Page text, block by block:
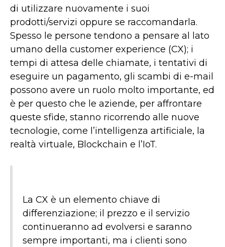
di utilizzare nuovamente i suoi
prodotti/servizi oppure se raccomandarla.
Spesso le persone tendono a pensare al lato
umano della customer experience (CX); i
tempi di attesa delle chiamate, i tentativi di
eseguire un pagamento, gli scambi di e-mail
possono avere un ruolo molto importante, ed
è per questo che le aziende, per affrontare
queste sfide, stanno ricorrendo alle nuove
tecnologie, come l’intelligenza artificiale, la
realtà virtuale, Blockchain e l’IoT.
La CX è un elemento chiave di
differenziazione; il prezzo e il servizio
continueranno ad evolversi e saranno
sempre importanti, ma i clienti sono